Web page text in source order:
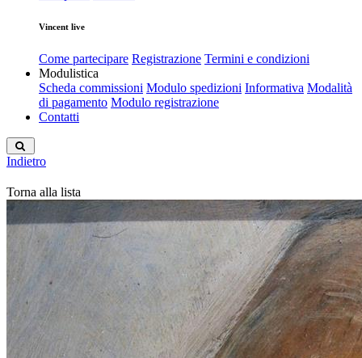
Vincent live
Come partecipare Registrazione Termini e condizioni
Modulistica
Scheda commissioni Modulo spedizioni Informativa Modalità
di pagamento Modulo registrazione
Contatti
Indietro
Torna alla lista